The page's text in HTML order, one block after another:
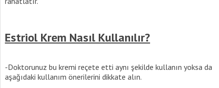
Estriol Krem Nasıl Kullanılır?
-Doktorunuz bu kremi reçete etti aynı şekilde kullanın yoksa da
aşağıdaki kullanım önerilerini dikkate alın.